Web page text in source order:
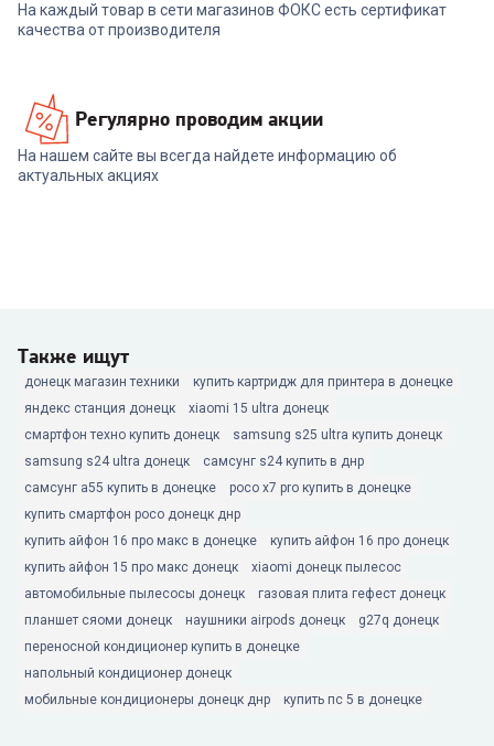
На каждый товар в сети магазинов ФОКС есть сертификат
качества от производителя
Регулярно проводим акции
На нашем сайте вы всегда найдете информацию об
актуальных акциях
Также ищут
донецк магазин техники
купить картридж для принтера в донецке
яндекс станция донецк
xiaomi 15 ultra донецк
смартфон техно купить донецк
samsung s25 ultra купить донецк
samsung s24 ultra донецк
самсунг s24 купить в днр
самсунг а55 купить в донецке
poco x7 pro купить в донецке
купить смартфон poco донецк днр
купить айфон 16 про макс в донецке
купить айфон 16 про донецк
купить айфон 15 про макс донецк
xiaomi донецк пылесос
автомобильные пылесосы донецк
газовая плита гефест донецк
планшет сяоми донецк
наушники airpods донецк
g27q донецк
переносной кондиционер купить в донецке
напольный кондиционер донецк
мобильные кондиционеры донецк днр
купить пс 5 в донецке